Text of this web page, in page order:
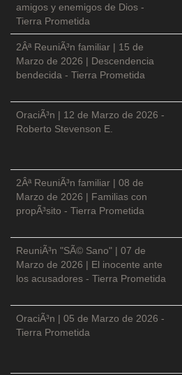
amigos y enemigos de Dios -
Tierra Prometida
2Âª ReuniÃ³n familiar | 15 de
Marzo de 2026 | Descendencia
bendecida - Tierra Prometida
OraciÃ³n | 12 de Marzo de 2026 -
Roberto Stevenson E.
2Âª ReuniÃ³n familiar | 08 de
Marzo de 2026 | Familias con
propÃ³sito - Tierra Prometida
ReuniÃ³n "SÃ© Sano" | 07 de
Marzo de 2026 | El inocente ante
los acusadores - Tierra Prometida
OraciÃ³n | 05 de Marzo de 2026 -
Tierra Prometida